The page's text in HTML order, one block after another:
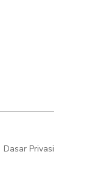
Dasar Privasi